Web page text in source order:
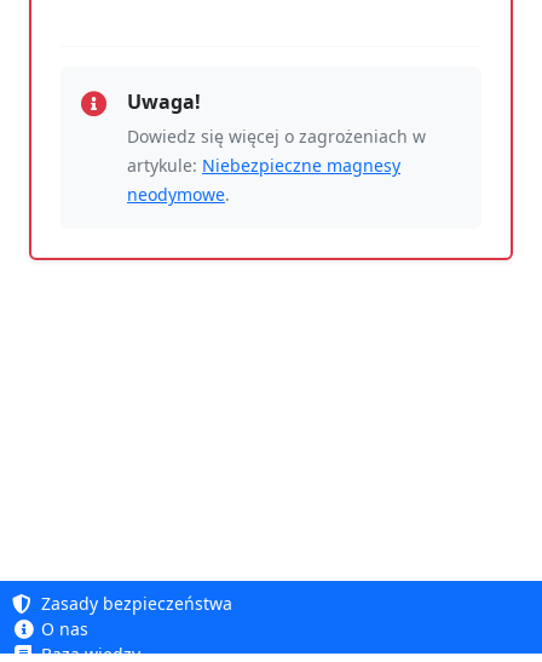
Uwaga!
Dowiedz się więcej o zagrożeniach w
artykule: Niebezpieczne magnesy
neodymowe.
Zasady bezpieczeństwa
O nas
Baza wiedzy